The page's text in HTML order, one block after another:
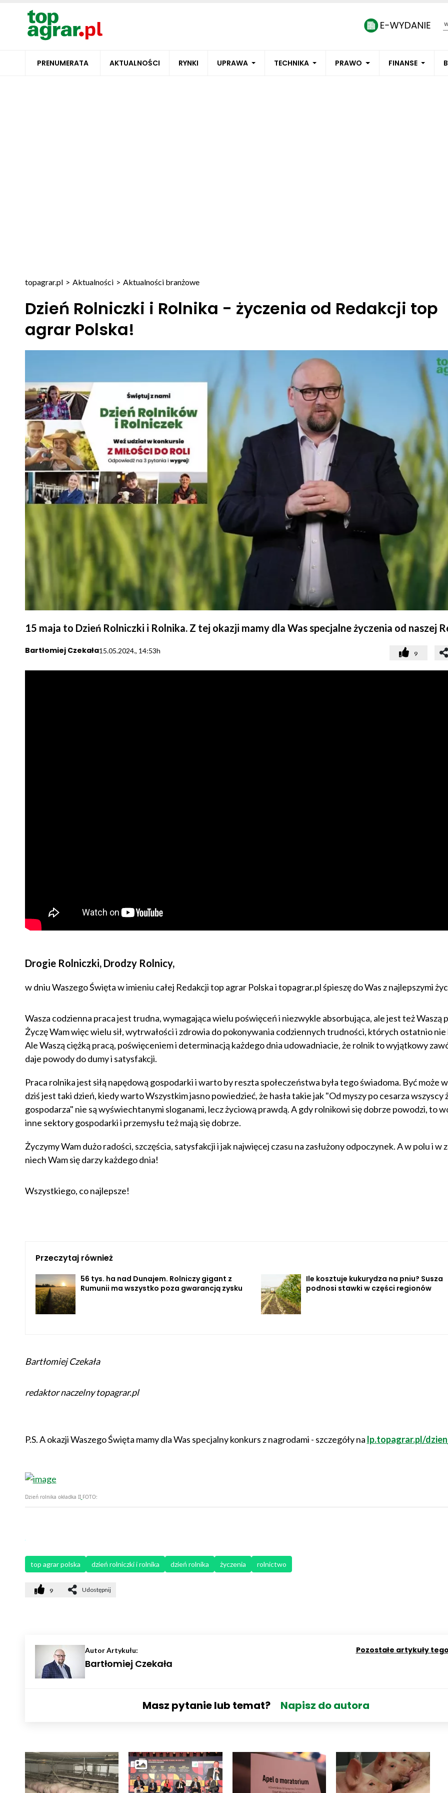
PRENUMERATA AKTUALNOŚCI RYNKI UPRAWA TECHNIKA PRAWO FINANSE
topagrar.pl > Aktualności > Aktualności branżowe
Dzień Rolniczki i Rolnika - życzenia od Redakcji top
agrar Polska!
15 maja to Dzień Rolniczki i Rolnika. Z tej okazji mamy dla Was specjalne życzenia od naszej
Bartłomiej Czekała15.05.2024., 14:53h 9
Drogie Rolniczki, Drodzy Rolnicy,
w dniu Waszego Święta w imieniu całej Redakcji top agrar Polska i topagrar.pl śpieszę do Was z najlepszymi
Wasza codzienna praca jest trudna, wymagająca wielu poświęceń i niezwykle absorbująca, ale jest też Waszą
Życzę Wam więc wielu sił, wytrwałości i zdrowia do pokonywania codziennych trudności, których ostatnio nie
Ale Waszą ciężką pracą, poświęceniem i determinacją każdego dnia udowadniacie, że rolnik to wyjątkowy
daje powody do dumy i satysfakcji.
Praca rolnika jest siłą napędową gospodarki i warto by reszta społeczeństwa była tego świadoma. Być może
dziś jest taki dzień, kiedy warto Wszystkim jasno powiedzieć, że hasła takie jak "Od myszy po cesarza wszyscy
gospodarza" nie są wyświechtanymi sloganami, lecz życiową prawdą. A gdy rolnikowi się dobrze powodzi, to
inne sektory gospodarki i przemysłu też mają się dobrze.
Życzymy Wam dużo radości, szczęścia, satysfakcji i jak najwięcej czasu na zasłużony odpoczynek. A w polu i w
niech Wam się darzy każdego dnia!
Wszystkiego, co najlepsze!
Przeczytaj również
56 tys. ha nad Dunajem. Rolniczy gigant z
Rumunii ma wszystko poza gwarancją zysku
Ile kosztuje kukurydza na pniu? Susza
podnosi stawki w części regionów
Bartłomiej Czekała
redaktor naczelny topagrar.pl
P.S. A okazji Waszego Święta mamy dla Was specjalny konkurs z nagrodami - szczegóły na lp.topagrar.pl/
Dzień rolnika okładka II FOTO:
top agrar polska dzień rolniczki i rolnika dzień rolnika życzenia rolnictwo
9 Udostępnij
Autor Artykułu:
Bartłomiej Czekała
Pozostałe artykuły
Masz pytanie lub temat? Napisz do autora